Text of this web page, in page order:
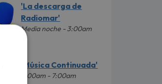
'La descarga de
Radiomar'
Media noche - 3:00am
'Música Continuada'
3:00am - 7:00am